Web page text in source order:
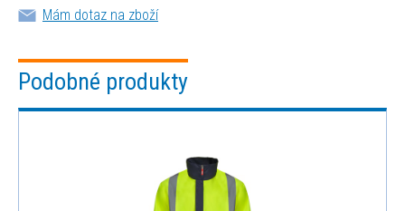
Mám dotaz na zboží
Podobné produkty